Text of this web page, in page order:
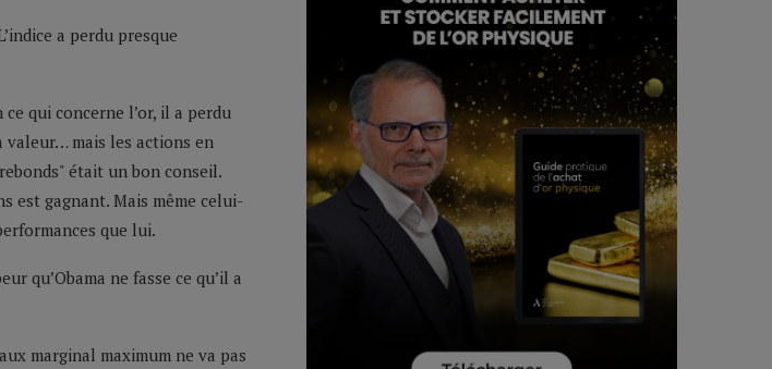
a perdu presque
qui concerne l’or, il a perdu
valeur… mais les actions en
était un bon conseil.
est gagnant. Mais même celui-
que lui.
qu’Obama ne fasse ce qu’il a
marginal maximum ne va pas